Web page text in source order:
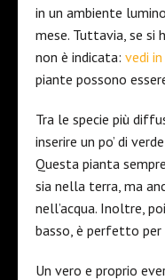
in un ambiente
mese. Tuttavia, se si
non è indicata: vedi
piante possono
Tra le specie più
inserire un po’ di
Questa pianta
sia nella terra, ma
nell’acqua. Inoltre,
basso, è perfetto per
Un vero e proprio